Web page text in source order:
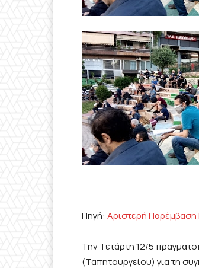
Πηγή: Αριστερή
Την Τετάρτη 12/5
(Ταπητουργείου) για τη